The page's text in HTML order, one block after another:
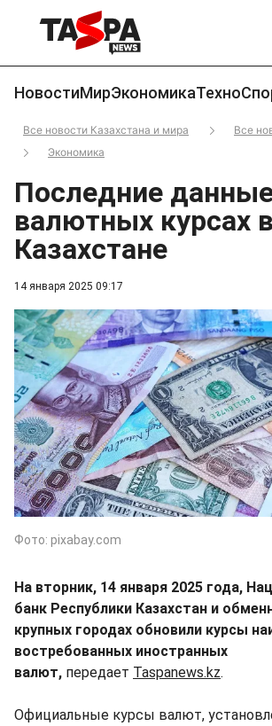
НовостиМирЭкономикаТехно
Все новости Казахстана и мира
Все
Экономика
14 января 2025 09:17
Последние
валютных курсах в
Казахстане
Фото: pixabay.com
На вторник, 14 января 2025 года,
банк Республики Казахстан и
крупных городах обновили курсы
востребованных иностранных
валют, передает Taspanews.kz.
Официальные курсы валют,